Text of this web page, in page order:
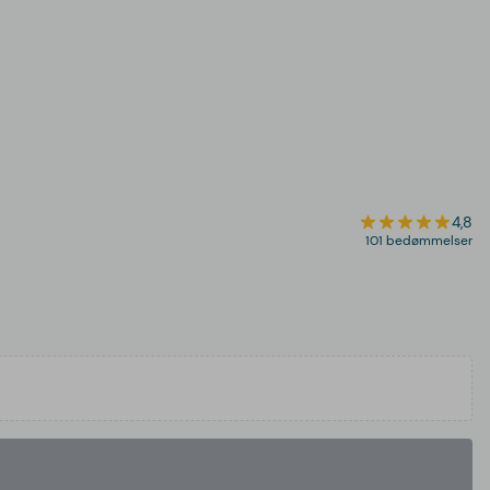
4,8
101 bedømmelser